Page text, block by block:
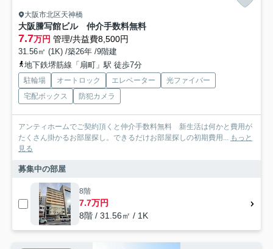
大阪市北区天神橋
大阪謄写館ビル 仲介手数料無料
7.7万円 管理/共益費8,500円
31.56㎡ (1K) /築26年 /9階建
地下鉄堺筋線「扇町」駅 徒歩7分
駐輪場 オートロック エレベーター
光ファイバー
宅配ボックス
防犯カメラ
アンティホームでご契約頂くと仲介手数料無料 新生活は何かと費用が
たくさん掛かるお部屋探し。できるだけお部屋探しの初期費用... もっと
見る
募集中の部屋
8階
7.7万円
8階 / 31.56㎡ / 1K